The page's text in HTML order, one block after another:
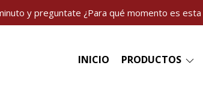
y preguntate ¿Para qué momento es esta
INICIO PRODUCTOS